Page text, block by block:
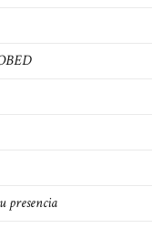
presencia